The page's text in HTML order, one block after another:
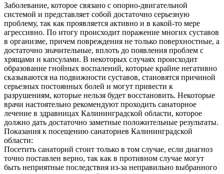
Заболевание, которое связано с опорно-двигательной
системой и представляет собой достаточно серьезную
проблему, так как проявляется активно и в какой-то мере
агрессивно. По итогу происходит поражение многих суставов
в организме, причем повреждения не только поверхностные, а
достаточно значительные, вплоть до появления проблем с
хрящами и капсулами. В некоторых случаях происходит
образование гнойных воспалений, которые крайне негативно
сказываются на подвижности суставов, становятся причиной
серьезных постоянных болей и могут привести к
разрушениям, которые нельзя будет восстановить. Некоторые
врачи настоятельно рекомендуют проходить санаторное
лечение в здравницах Калининградской области, которое
должно дать достаточно заметные положительные результаты.
Показания к посещению санаториев Калининградской
области:
Посетить санаторий стоит только в том случае, если диагноз
точно поставлен верно, так как в противном случае могут
быть неприятные последствия из-за неправильно выбранного